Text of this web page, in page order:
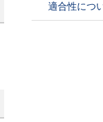
適合性につ